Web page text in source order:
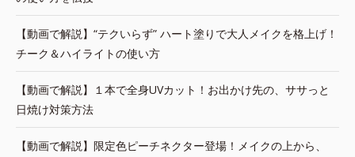
【動画で解説】“テクいらず” ハート塗りで大人メイクを格上げ！
チーク＆ハイライトの使い方
【動画で解説】１本で全身UVカット！お出かけ先の、ササっと
日焼け対策方法
【動画で解説】限定色ピーチネクター登場！メイクの上から、